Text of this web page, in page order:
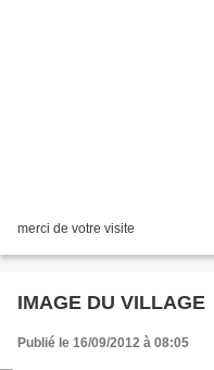
merci de votre visite
IMAGE DU VILLAGE
Publié le 16/09/2012 à 08:05